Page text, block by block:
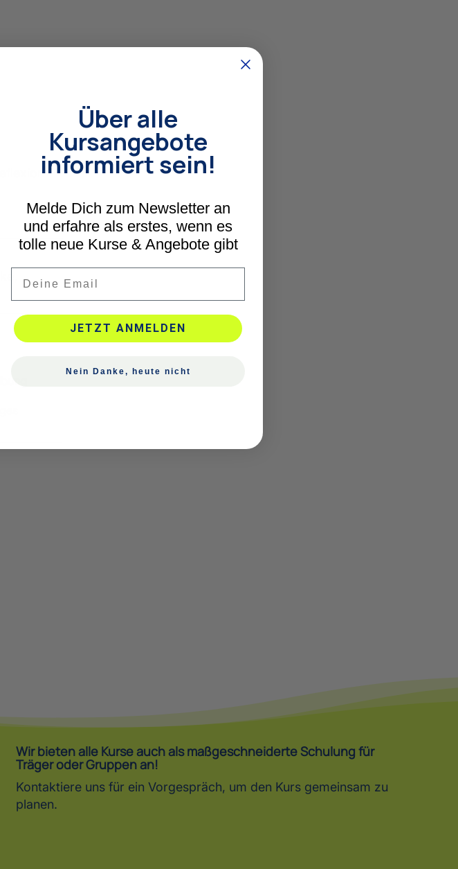
Wir bieten alle Kurse auch als maßgeschneiderte Schulung für
Träger oder Gruppen an!
Kontaktiere uns für ein Vorgespräch, um den Kurs gemeinsam zu
planen.
Über alle
Kursangebote
informiert sein!
Melde Dich zum Newsletter an
und erfahre als erstes, wenn es
tolle neue Kurse & Angebote gibt
JETZT ANMELDEN
Nein Danke, heute nicht